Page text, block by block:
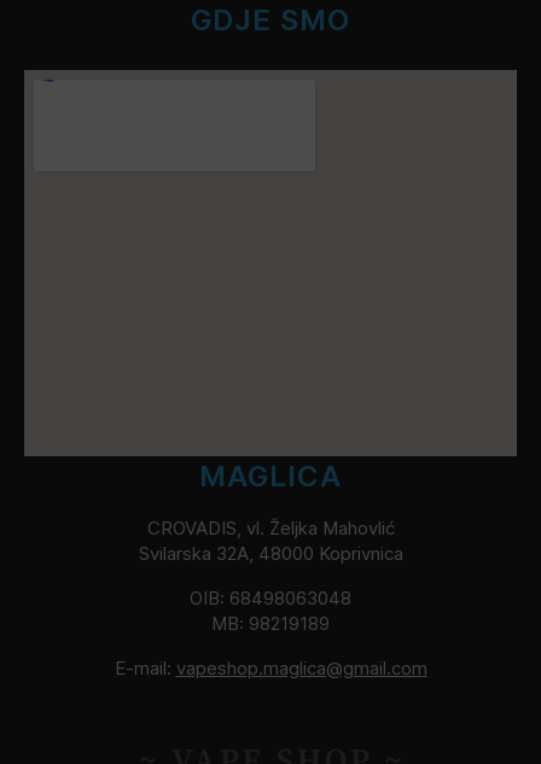
GDJE SMO
MAGLICA
CROVADIS, vl. Željka Mahovlić
Svilarska 32A, 48000 Koprivnica
OIB: 68498063048
MB: 98219189
E-mail: vapeshop.maglica@gmail.com